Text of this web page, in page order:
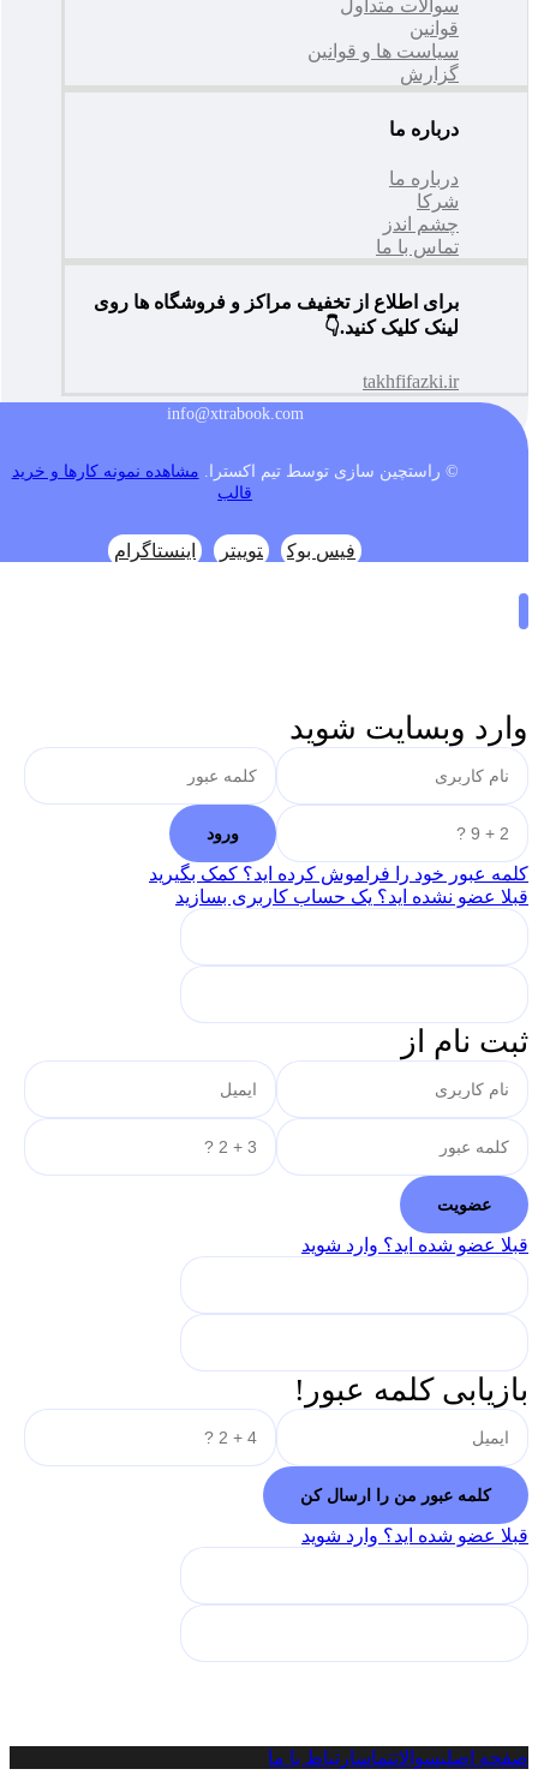
سوالات متداول
قوانین
سیاست ها و قوانین
گزارش
درباره ما
درباره ما
شرکا
چشم اندز
تماس با ما
برای اطلاع از تخفیف مراکز و فروشگاه ها روی
لینک کلیک کنید.👇
takhfifazki.ir
info@xtrabook.com
© راستچین سازی توسط تیم اکسترا. مشاهده نمونه کارها و خرید
قالب
فیس بوک توییتر اینستاگرام
وارد وبسایت شوید
کلمه عبور خود را فراموش کرده اید؟ کمک بگیرید
قبلا عضو نشده اید؟ یک حساب کاربری بسازید
ثبت نام از
قبلا عضو شده اید؟ وارد شوید
بازیابی کلمه عبور!
قبلا عضو شده اید؟ وارد شوید
صفحه اصلیسوالاتتماسارتباط با ما